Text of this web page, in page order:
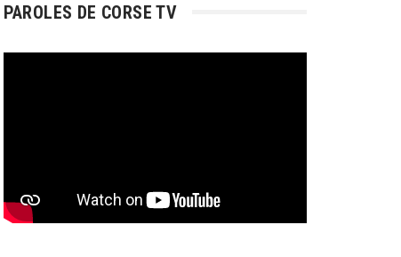
PAROLES DE CORSE TV